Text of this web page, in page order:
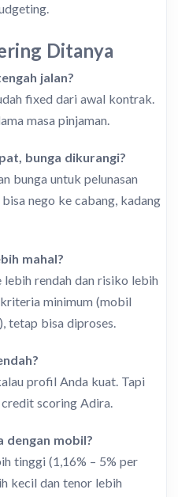
Ditanya
jalan?
fixed dari awal kontrak.
masa pinjaman.
bunga dikurangi?
bunga untuk pelunasan
nego ke cabang, kadang
mahal?
lebih rendah dan risiko lebih
minimum (mobil
tetap bisa diproses.
profil Anda kuat. Tapi
scoring Adira.
dengan mobil?
tinggi (1,16% – 5% per
kecil dan tenor lebih